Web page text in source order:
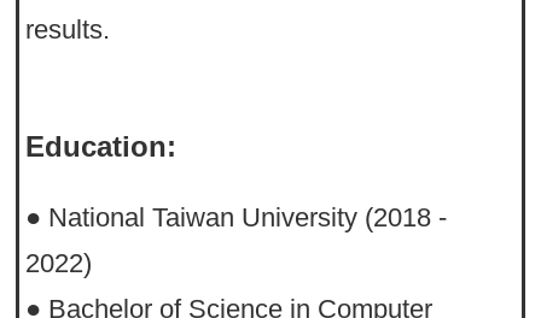
results.
Education:
● National Taiwan University (2018 -
2022)
● Bachelor of Science in Computer